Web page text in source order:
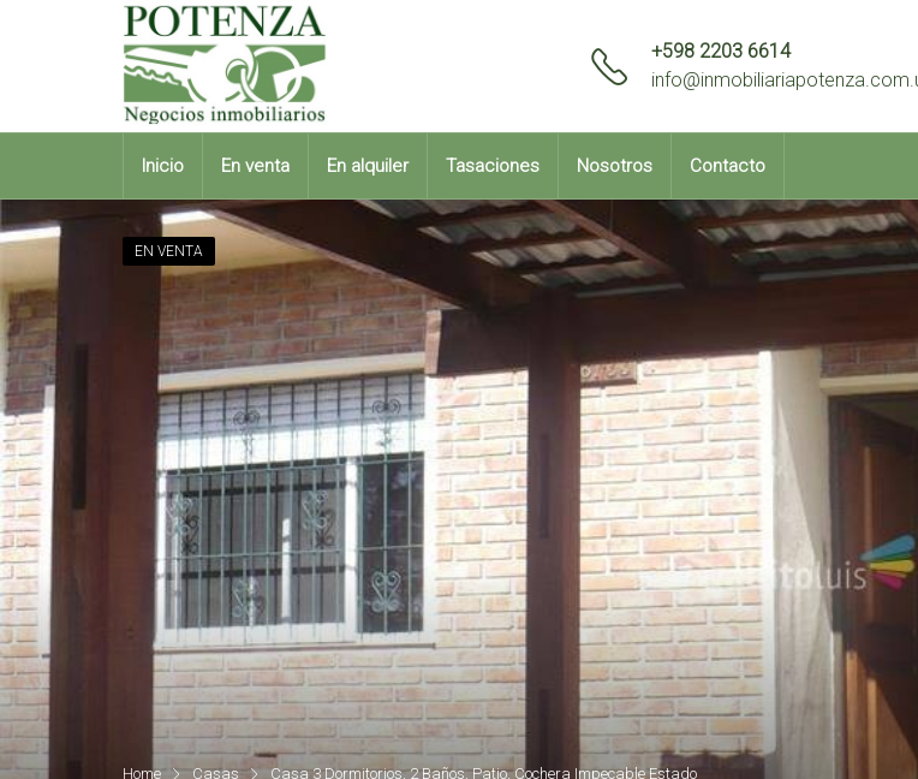
+598 2203 6614
Inicio En venta En alquiler Tasaciones Nosotros Contacto
EN VENTA
Home Casas Casa 3 Dormitorios, 2 Baños, Patio, Cochera Impecable Estado